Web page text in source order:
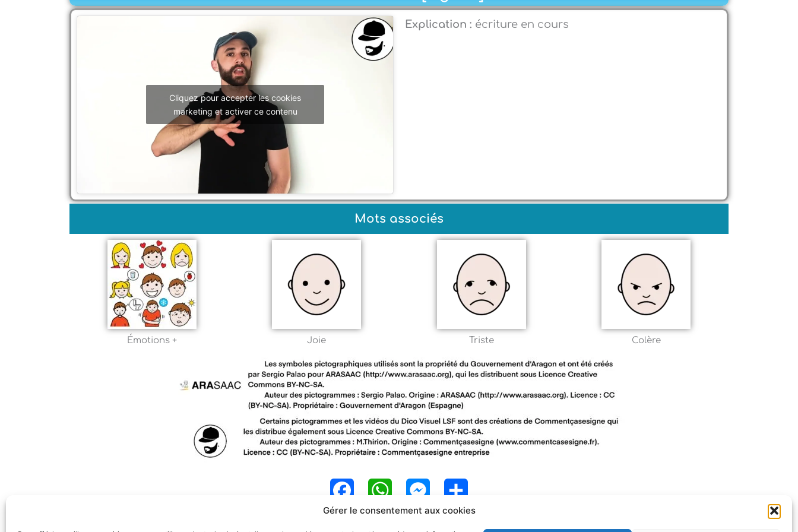
Gérer le consentement aux cookies
Cliquez pour accepter les cookies
marketing et activer ce contenu
Explication : écriture en cours
Mots associés
Émotions + Joie Triste Colère
F
a
W
h
M
e
P
a